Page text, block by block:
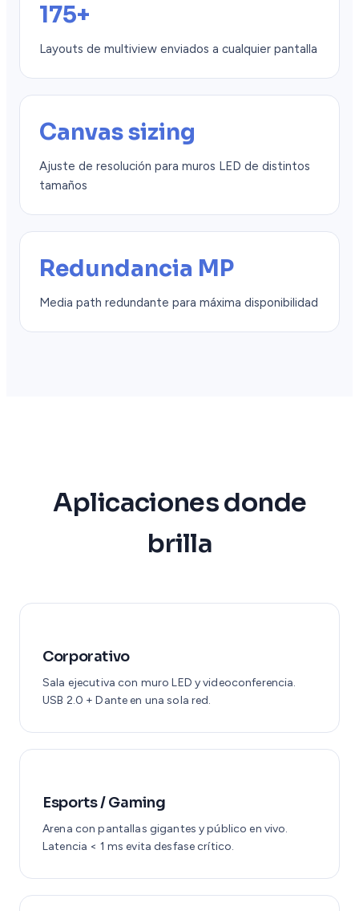
175+
Layouts de multiview enviados a cualquier pantalla
Canvas sizing
Ajuste de resolución para muros LED de distintos
tamaños
Redundancia MP
Media path redundante para máxima disponibilidad
Aplicaciones donde
brilla
Corporativo
Sala ejecutiva con muro LED y videoconferencia.
USB 2.0 + Dante en una sola red.
Esports / Gaming
Arena con pantallas gigantes y público en vivo.
Latencia < 1 ms evita desfase crítico.